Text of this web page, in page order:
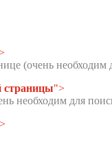
(очень
страницы">
необходим для